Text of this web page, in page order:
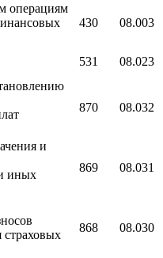
операциям
430 08.003
531
08.023
870 08.032
и
иных
869 08.031
868 08.030